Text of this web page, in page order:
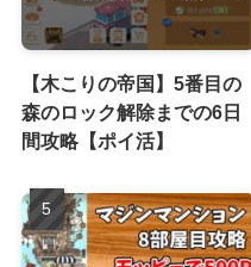
【木こりの帝国】5番目の
森のロック解除までの6日
間攻略【ポイ活】